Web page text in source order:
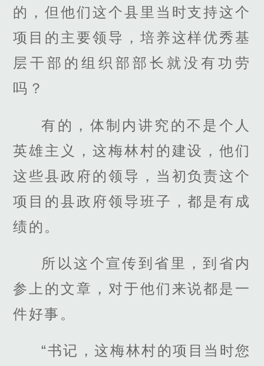
的，但他们这个县里当时支持这个
项目的主要领导，培养这样优秀基
层干部的组织部部长就没有功劳
吗？
有的，体制内讲究的不是个人
英雄主义，这梅林村的建设，他们
这些县政府的领导，当初负责这个
项目的县政府领导班子，都是有成
绩的。
所以这个宣传到省里，到省内
参上的文章，对于他们来说都是一
件好事。
“书记，这梅林村的项目当时您